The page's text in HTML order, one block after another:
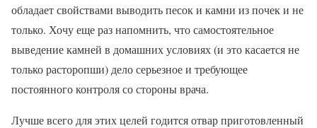
обладает свойствами выводить песок и камни из почек и не
только. Хочу еще раз напомнить, что самостоятельное
выведение камней в домашних условиях (и это касается не
только расторопши) дело серьезное и требующее
постоянного контроля со стороны врача.
Лучше всего для этих целей годится отвар приготовленный